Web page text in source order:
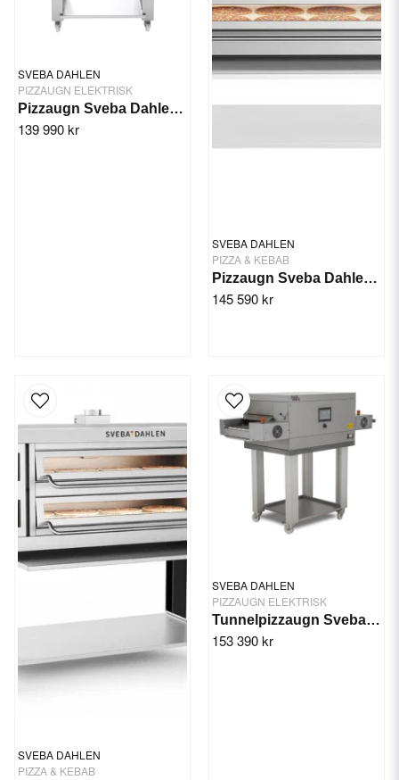
SVEBA DAHLEN
PIZZAUGN ELEKTRISK
Pizzaugn Sveba Dahlen P602-SD Touch
139 990 kr
SVEBA DAHLEN
PIZZA & KEBAB
Pizzaugn Sveba Dahlen P802 - 2 däck
145 590 kr
SVEBA DAHLEN
PIZZA & KEBAB
SVEBA DAHLEN
PIZZAUGN ELEKTRISK
Tunnelpizzaugn Sveba Dahlen TP10
153 390 kr